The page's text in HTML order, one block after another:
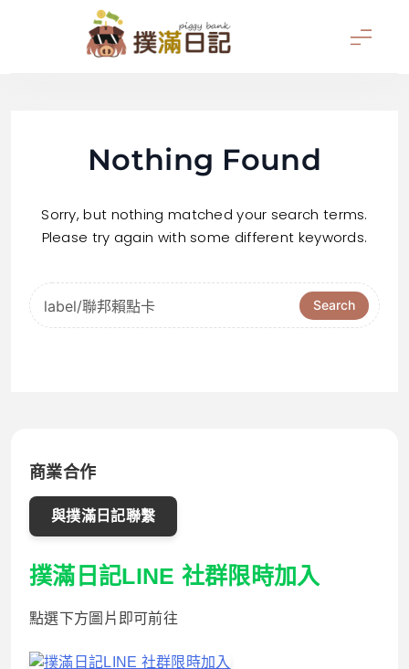
Nothing Found
Sorry, but nothing matched your search terms.
Please try again with some different keywords.
商業合作
與撲滿日記聯繫
撲滿日記LINE 社群限時加入
點選下方圖片即可前往